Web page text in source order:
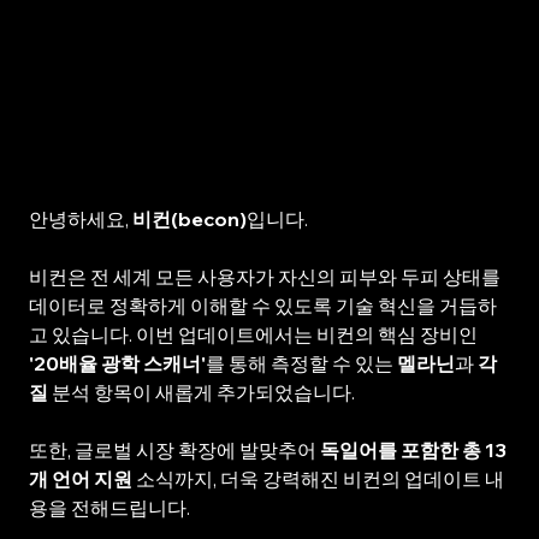
안녕하세요, 비컨(becon)입니다.
비컨은 전 세계 모든 사용자가 자신의 피부와 두피 상태를
데이터로 정확하게 이해할 수 있도록 기술 혁신을 거듭하
고 있습니다. 이번 업데이트에서는 비컨의 핵심 장비인
'20배율 광학 스캐너'를 통해 측정할 수 있는 멜라닌과 각
질 분석 항목이 새롭게 추가되었습니다.
또한, 글로벌 시장 확장에 발맞추어 독일어를 포함한 총 13
개 언어 지원 소식까지, 더욱 강력해진 비컨의 업데이트 내
용을 전해드립니다.